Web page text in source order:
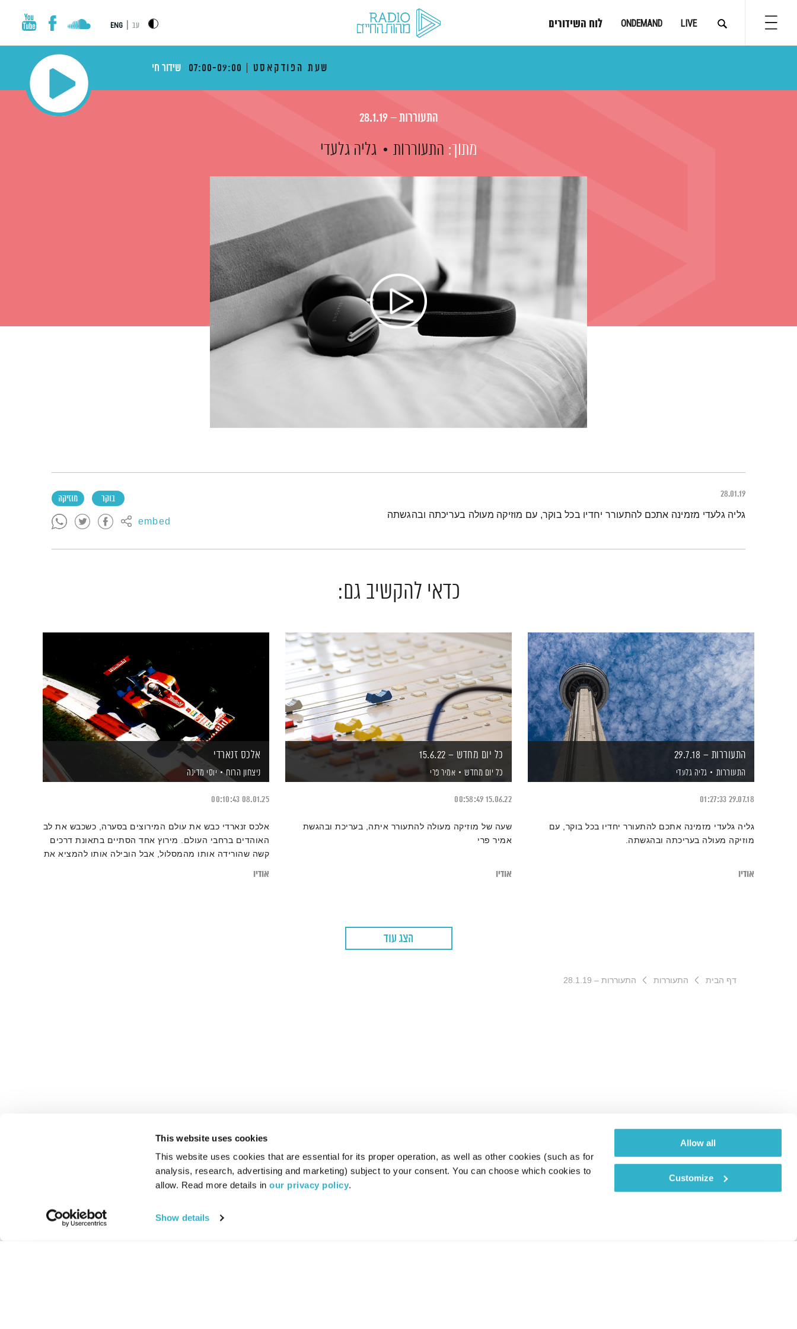
This website uses cookies
This website uses cookies that are essential for its proper operation, as well as other cookies (such as for
analysis, research, advertising and marketing) subject to your consent. You can choose which cookies to
allow. Read more details in our privacy policy.
Show details
Allow all
Customize
LIVE
ONDEMAND לוח השידורים עב ENG
שעת הפודקאסט 07:00-09:00 שידור חי
התעוררות – 28.1.19
מתוך: התעוררות גליה גלעדי
28.01.19 בוקר מוזיקה
embed תמצית הפודקאסט
גליה גלעדי מזמינה אתכם להתעורר יחדיו בכל בוקר, עם מוזיקה מעולה בעריכתה ובהגשתה
כדאי להקשיב גם:
התעוררות – 29.7.18
התעוררות גליה גלעדי
29.07.18
01:27:33
גליה גלעדי מזמינה אתכם להתעורר יחדיו בכל בוקר, עם
מוזיקה מעולה בעריכתה ובהגשתה.
אודיו
כל יום מחדש – 15.6.22
כל יום מחדש אמיר פרי
15.06.22
00:58:49
שעה של מוזיקה מעולה להתעורר איתה, בעריכת ובהגשת
אמיר פרי
אודיו
אלכס זנארדי
ניצחון הרוח יוסי מדינה
08.01.25
00:10:43
אלכס זנארדי כבש את עולם המירוצים בסערה, כשכבש את לב
האוהדים ברחבי העולם. מירוץ אחד הסתיים בתאונת דרכים
קשה שהורידה אותו מהמסלול, אבל הובילה אותו להמציא את
אודיו
הצג עוד
דף הבית התעוררות התעוררות – 28.1.19